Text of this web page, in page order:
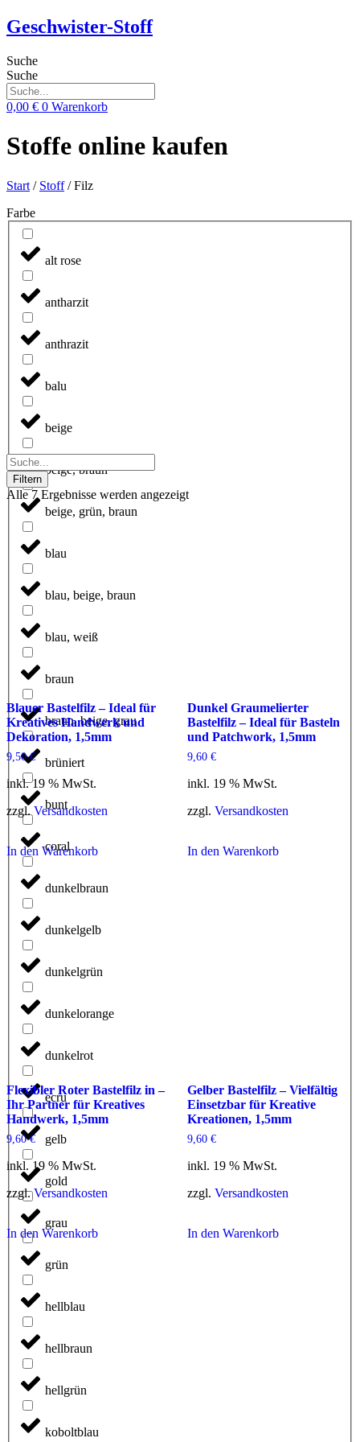
Zum
Inhalt
Geschwister-Stoff
Suche
Suche
0,00 € 0 Warenkorb
Stoffe online kaufen
Start / Stoff/ Filz
Farbe
alt rose
antharzit
anthrazit
balu
beige
beige, braun
beige, grün, braun
blau
blau, beige, braun
blau, weiß
braun
braun, beige, grau
brüniert
bunt
coral
dunkelbraun
dunkelgelb
dunkelgrün
dunkelorange
dunkelrot
ecru
gelb
gold
grau
grün
hellblau
hellbraun
hellgrün
koboltblau
Filtern
Alle 7 Ergebnisse werden angezeigt
Blauer Bastelfilz – Ideal für
Kreatives Handwerk und
Dekoration, 1,5mm
9,50€
inkl. 19 % MwSt.
zzgl. Versandkosten
In den Warenkorb
Dunkel Graumelierter
Bastelfilz – Ideal für Basteln
und Patchwork, 1,5mm
9,60 €
inkl. 19 % MwSt.
zzgl. Versandkosten
In den Warenkorb
Flexibler Roter Bastelfilz in –
Ihr Partner für Kreatives
Handwerk, 1,5mm
9,60€
inkl. 19 % MwSt.
zzgl.Versandkosten
In den Warenkorb
Gelber Bastelfilz – Vielfältig
Einsetzbar für Kreative
Kreationen, 1,5mm
9,60 €
inkl. 19 % MwSt.
zzgl. Versandkosten
In den Warenkorb